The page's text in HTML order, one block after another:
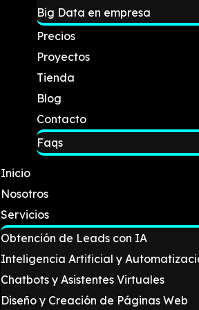
Big Data en empresa
Precios
Proyectos
Tienda
Blog
Contacto
Faqs
Inicio
Nosotros
Servicios
Obtención de Leads con IA
Inteligencia Artificial y
Chatbots y Asistentes Virtuales
Diseño y Creación de Páginas Web